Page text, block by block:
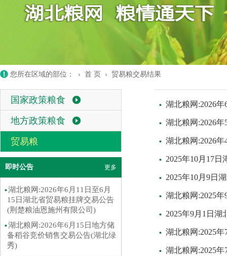
您所在区域的部位： › 首 页 › 贸易粮交易结果
国家政策粮食
地方政策粮食
贸易粮
即时公告 更多
湖北粮网:2026年6月11日至6月
15日湖北省贸易粮挂牌交易公告
(荆楚粮油恩施州有限公司)
湖北粮网:2026年6月15日地方储
备稻谷竞价销售交易公告(湖北绿
秀)
湖北粮网:2026
湖北粮网:2026
湖北粮网:2026
2025年10月17
2025年10月9日
湖北粮网:2025
2025年9月1日湖
湖北粮网:2025
湖北粮网:2025